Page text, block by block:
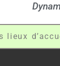
lieux